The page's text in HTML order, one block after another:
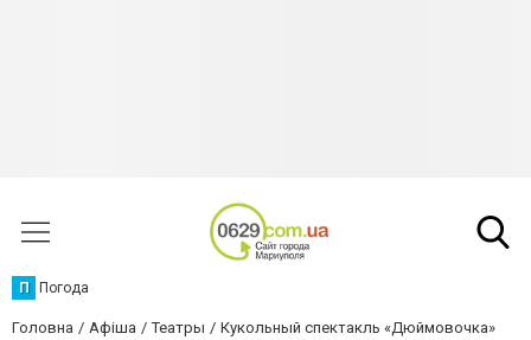
П Погода
Головна Афіша Театры Кукольный спектакль «Дюймовочка»